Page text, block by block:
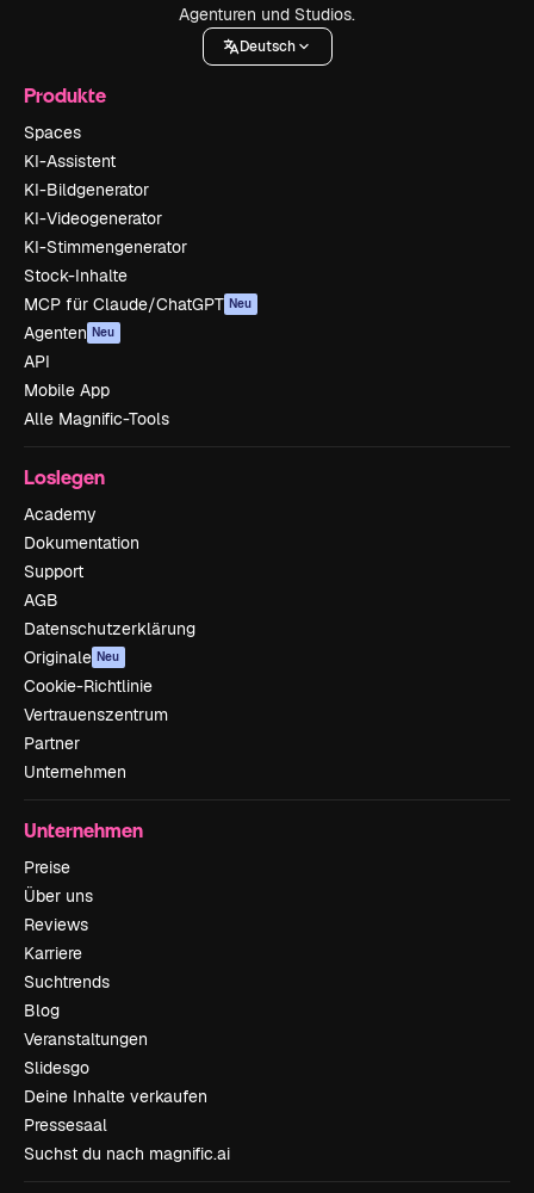
Agenturen und Studios.
Deutsch
Produkte
Spaces
KI-Assistent
KI-Bildgenerator
KI-Videogenerator
KI-Stimmengenerator
Stock-Inhalte
MCP für Claude/ChatGPT Neu
Agenten Neu
API
Mobile App
Alle Magnific-Tools
Loslegen
Academy
Dokumentation
Support
AGB
Datenschutzerklärung
Originale Neu
Cookie-Richtlinie
Vertrauenszentrum
Partner
Unternehmen
Unternehmen
Preise
Über uns
Reviews
Karriere
Suchtrends
Blog
Veranstaltungen
Slidesgo
Deine Inhalte verkaufen
Pressesaal
Suchst du nach magnific.ai